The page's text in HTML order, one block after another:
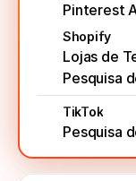
Pinterest
Shopify
Lojas de
Pesquisa
TikTok
Pesquisa